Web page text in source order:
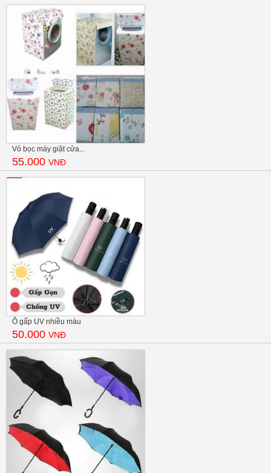
Vỏ bọc máy giặt cửa...
55.000 VNĐ
Ô gấp UV nhiều màu
50.000 VNĐ